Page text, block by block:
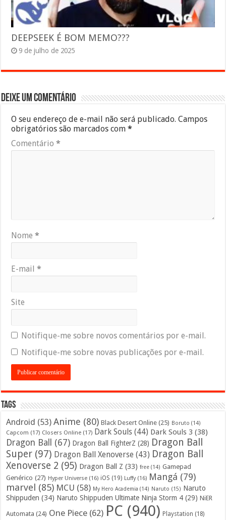
DEEPSEEK É BOM MEMO???
9 de julho de 2025
Deixe um comentário
O seu endereço de e-mail não será publicado. Campos
obrigatórios são marcados com*
Comentário*
Nome*
E-mail*
Site
Notifique-me sobre novos comentários por e-mail.
Notifique-me sobre novas publicações por e-mail.
Tags
Android (53) Anime (80) Black Desert Online (25) Boruto (14)
Capcom (17) Closers Online (17) Dark Souls (44) Dark Souls 3 (38)
Dragon Ball (67) Dragon Ball FighterZ (28) Dragon Ball
Super (97) Dragon Ball Xenoverse (43) Dragon Ball
Xenoverse 2 (95) Dragon Ball Z (33) free (14) Gamepad
Genérico (27) Hyper Universe (16) iOS (19) Luffy(16) Mangá (79)
marvel (85) MCU (58) My Hero Academia (14) Naruto (15) Naruto
Shippuden (34) Naruto Shippuden Ultimate Ninja Storm 4 (29) NiER
Automata (24) One Piece (62) PC (940) Playstation (18)